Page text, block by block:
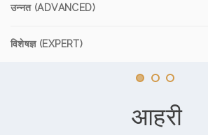
उन्नत (ADVANCED)
विशेषज्ञ (EXPERT)
आहरी